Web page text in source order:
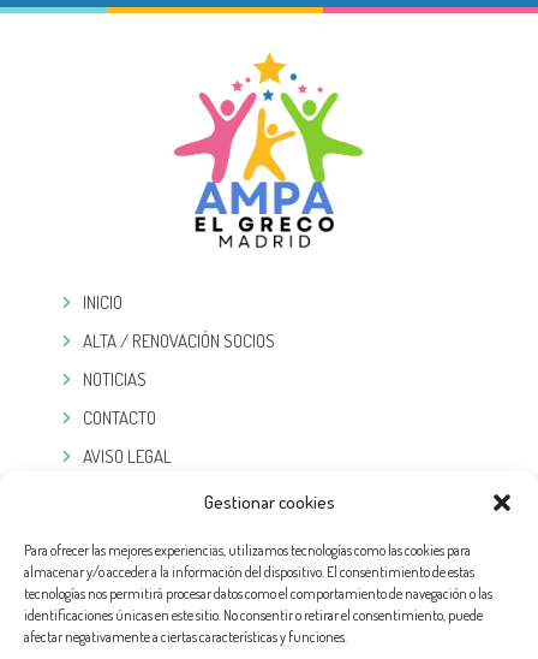
Gestionar cookies
Para ofrecer las mejores experiencias, utilizamos tecnologías como las cookies para
almacenar y/o acceder a la información del dispositivo. El consentimiento de estas
tecnologías nos permitirá procesar datos como el comportamiento de navegación o las
identificaciones únicas en este sitio. No consentir o retirar el consentimiento, puede
afectar negativamente a ciertas características y funciones.
INICIO
ALTA / RENOVACIÓN SOCIOS
NOTICIAS
CONTACTO
AVISO LEGAL
POLÍTICA DE PRIVACIDAD
TELEGRAM